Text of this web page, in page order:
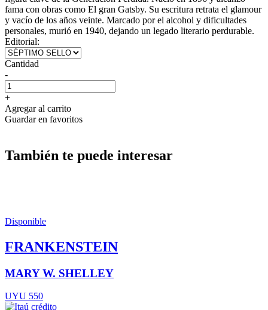
fama con obras como El gran Gatsby. Su escritura retrata el glamour
y vacío de los años veinte. Marcado por el alcohol y dificultades
personales, murió en 1940, dejando un legado literario perdurable.
Editorial:
Cantidad
-
+
Agregar al carrito
Guardar en favoritos
También te puede interesar
Disponible
FRANKENSTEIN
MARY W. SHELLEY
UYU 550